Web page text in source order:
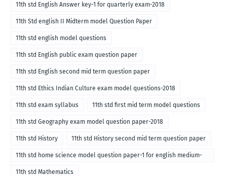
11th std English Answer key-1 for quarterly exam-2018
11th Std english II Midterm model Question Paper
11th std english model questions
11th std English public exam question paper
11th std English second mid term question paper
11th std Ethics Indian Culture exam model questions-2018
11th std exam syllabus 11th std first mid term model questions
11th std Geography exam model question paper-2018
11th std History 11th std History second mid term question paper
11th std home science model question paper-1 for english medium-
2018
11th std Mathematics